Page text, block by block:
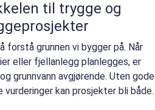
forstå grunnen vi bygger på. Når
eller fjellanlegg planlegges, er
grunnvann avgjørende. Uten gode
vurderinger kan prosjekter bli både